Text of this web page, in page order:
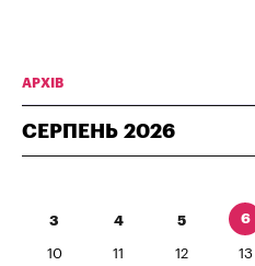
АРХІВ
СЕРПЕНЬ 2026
3 4 5 6
10 11 12 13